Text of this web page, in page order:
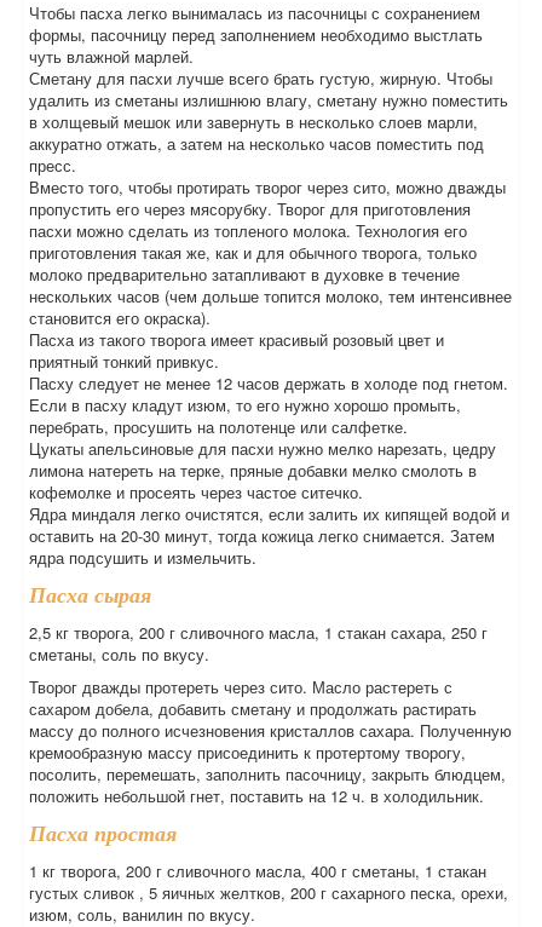
Чтобы пасха легко вынималась из пасочницы с сохранением
формы, пасочницу перед заполнением необходимо выстлать
чуть влажной марлей.
Сметану для пасхи лучше всего брать густую, жирную. Чтобы
удалить из сметаны излишнюю влагу, сметану нужно поместить
в холщевый мешок или завернуть в несколько слоев марли,
аккуратно отжать, а затем на несколько часов поместить под
пресс.
Вместо того, чтобы протирать творог через сито, можно дважды
пропустить его через мясорубку. Творог для приготовления
пасхи можно сделать из топленого молока. Технология его
приготовления такая же, как и для обычного творога, только
молоко предварительно затапливают в духовке в течение
нескольких часов (чем дольше топится молоко, тем интенсивнее
становится его окраска).
Пасха из такого творога имеет красивый розовый цвет и
приятный тонкий привкус.
Пасху следует не менее 12 часов держать в холоде под гнетом.
Если в пасху кладут изюм, то его нужно хорошо промыть,
перебрать, просушить на полотенце или салфетке.
Цукаты апельсиновые для пасхи нужно мелко нарезать, цедру
лимона натереть на терке, пряные добавки мелко смолоть в
кофемолке и просеять через частое ситечко.
Ядра миндаля легко очистятся, если залить их кипящей водой и
оставить на 20-30 минут, тогда кожица легко снимается. Затем
ядра подсушить и измельчить.
Пасха сырая
2,5 кг творога, 200 г сливочного масла, 1 стакан сахара, 250 г
сметаны, соль по вкусу.
Творог дважды протереть через сито. Масло растереть с
сахаром добела, добавить сметану и продолжать растирать
массу до полного исчезновения кристаллов сахара. Полученную
кремообразную массу присоединить к протертому творогу,
посолить, перемешать, заполнить пасочницу, закрыть блюдцем,
положить небольшой гнет, поставить на 12 ч. в холодильник.
Пасха простая
1 кг творога, 200 г сливочного масла, 400 г сметаны, 1 стакан
густых сливок , 5 яичных желтков, 200 г сахарного песка, орехи,
изюм, соль, ванилин по вкусу.